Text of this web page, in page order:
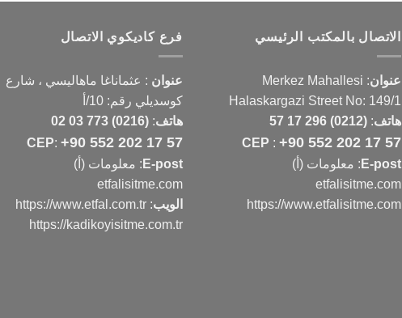
الاتصال بالمكتب الرئيسي
عنوان:
Merkez Mahallesi
Halaskargazi Street No: 149/1
هاتف:
(0212) 296 17 57
CEP : +90 552 202 17 57
E-post : معلومات (أ)
etfalisitme.com
https://www.etfalisitme.com
فرع كاديكوي الاتصال
عنوان : عثماناغا ماهاليسي ، شارع
كوسديلي رقم: 10/أ
هاتف:
(0216) 773 03 02
CEP: +90 552 202 17 57
E-post : معلومات (أ)
etfalisitme.com
الويب:
https://www.etfal.com.tr
https://kadikoyisitme.com.tr